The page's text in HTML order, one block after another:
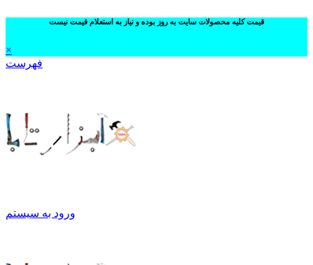
قیمت کلیه محصولات سایت به روز بوده و نیاز به استعلام قیمت نیست
×
فهرست
ورود به سیستم